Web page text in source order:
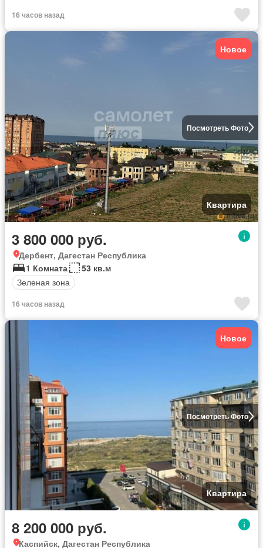
16 часов назад
Посмотреть Фото
Новое
Квартира
3 800 000 руб.
Дербент, Дагестан Республика
1 Комната
53 кв.м
Зеленая зона
16 часов назад
Посмотреть Фото
Новое
Квартира
8 200 000 руб.
Каспийск, Дагестан Республика